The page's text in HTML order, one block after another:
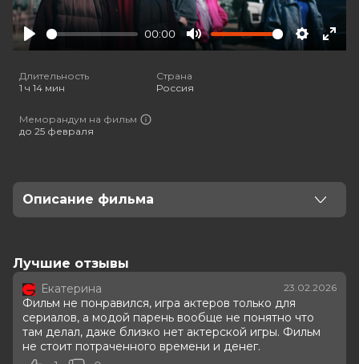
Play
00:00
Mute Settings
Длительность
1 ч 14 мин
Страна
Россия
Меморандум на фильм
до 25 февраля
Описание фильма
чтобы получить противоядие, изменщики должны
доказать, что по-настоящему любят друг друга, иначе
смерть неизбежна.
Оценка 6.1/ 10 (17 564 голоса)
Год
2025
Лучшие отзывы
Екатерина 23.02.2026
Фильм не понравился, игра актеров только для
сериалов, а модой парень вообще не понятно что
там делал, даже близко нет актерской игры. Фильм
не стоит потраченного времени и денег.